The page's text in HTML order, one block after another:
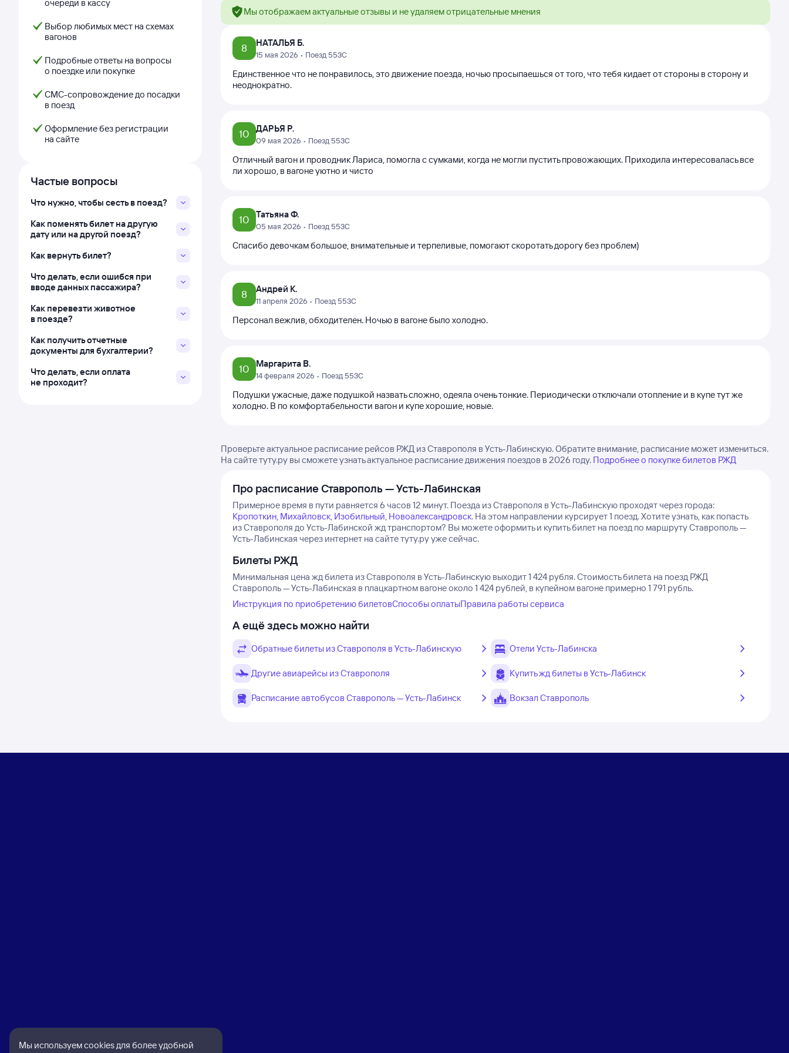
очереди в кассу
Выбор любимых мест на схемах
вагонов
Подробные ответы на вопросы
о поездке или покупке
СМС-сопровождение до посадки
в поезд
Оформление без регистрации
на сайте
Частые вопросы
Что нужно, чтобы сесть в поезд?
Как поменять билет на другую
дату или на другой поезд?
Как вернуть билет?
Что делать, если ошибся при
вводе данных пассажира?
Как перевезти животное
в поезде?
Как получить отчетные
документы для бухгалтерии?
Что делать, если оплата
не проходит?
Мы отображаем актуальные отзывы и не удаляем отрицательные мнения
8 НАТАЛЬЯ Б.
15 мая 2026 • Поезд 553С
Единственное что не понравилось, это движение поезда, ночью просыпаешься от того, что тебя кидает от стороны в сторону и
неоднократно.
10 ДАРЬЯ Р.
09 мая 2026 • Поезд 553С
Отличный вагон и проводник Лариса, помогла с сумками, когда не могли пустить провожающих. Приходила интересовалась все
ли хорошо, в вагоне уютно и чисто
10 Татьяна Ф.
05 мая 2026 • Поезд 553С
Спасибо девочкам большое, внимательные и терпеливые, помогают скоротать дорогу без проблем)
8 Андрей К.
11 апреля 2026 • Поезд 553С
Персонал вежлив, обходителен. Ночью в вагоне было холодно.
10 Маргарита В.
14 февраля 2026 • Поезд 553С
Подушки ужасные, даже подушкой назвать сложно, одеяла очень тонкие. Периодически отключали отопление и в купе тут же
холодно. В по комфортабельности вагон и купе хорошие, новые.
Проверьте актуальное расписание рейсов РЖД из Ставрополя в Усть-Лабинскую. Обратите внимание, расписание может измениться.
На сайте туту.ру вы сможете узнать актуальное расписание движения поездов в 2026 году. Подробнее о покупке билетов РЖД
Про расписание Ставрополь — Усть-Лабинская
Примерное время в пути равняется 6 часов 12 минут. Поезда из Ставрополя в Усть-Лабинскую проходят через города:
Кропоткин, Михайловск, Изобильный, Новоалександровск. На этом направлении курсирует 1 поезд.Хотите узнать, как попасть
из Ставрополя до Усть-Лабинской жд транспортом? Вы можете оформить и купить билет на поезд по маршруту Ставрополь —
Усть-Лабинская через интернет на сайте туту.ру уже сейчас.
Билеты РЖД
Минимальная цена жд билета из Ставрополя в Усть-Лабинскую выходит 1 424 рубля.Стоимость билета на поезд РЖД
Ставрополь — Усть-Лабинская в плацкартном вагоне около 1 424 рублей, в купейном вагоне примерно 1 791 рубль.
Инструкция по приобретению билетовСпособы оплатыПравила работы сервиса
А ещё здесь можно найти
Обратные билеты из Ставрополя в Усть-Лабинскую Отели Усть-Лабинска
Другие авиарейсы из Ставрополя Купить жд билеты в Усть-Лабинск
Расписание автобусов Ставрополь — Усть-Лабинск Вокзал Ставрополь
Мы используем cookies для более удобной